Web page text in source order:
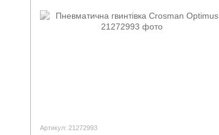
Артикул: 21272993